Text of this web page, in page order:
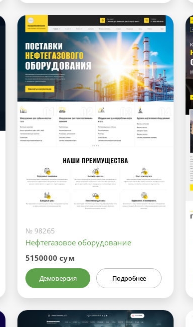
№ 98265
Нефтегазовое оборудование
5150000 сум
Демоверсия Подробнее